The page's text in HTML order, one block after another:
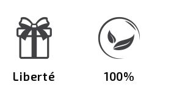
Liberté 100%